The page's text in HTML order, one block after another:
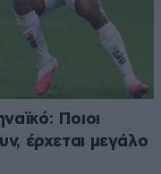
Ποιοι
έρχεται μεγάλο